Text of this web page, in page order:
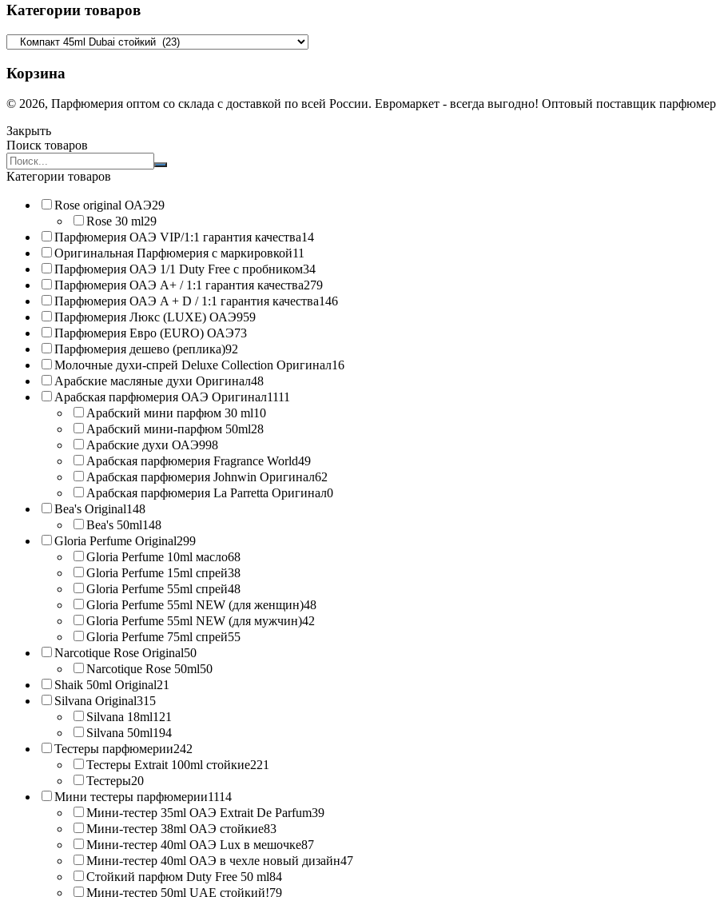
Категории товаров
Корзина
© 2026, Парфюмерия оптом со склада с доставкой по всей России. Евромаркет - всегда выгодно! Оптовый поставщик
Закрыть
Поиск товаров
Search
products:
Категории товаров
Rose original ОАЭ29
Rose 30 ml29
Парфюмерия ОАЭ VIP/1:1 гарантия качества14
Оригинальная Парфюмерия с маркировкой11
Парфюмерия ОАЭ 1/1 Duty Free с пробником34
Парфюмерия ОАЭ A+ / 1:1 гарантия качества279
Парфюмерия ОАЭ A + D / 1:1 гарантия качества146
Парфюмерия Люкс (LUXE) ОАЭ959
Парфюмерия Евро (EURO) ОАЭ73
Парфюмерия дешево (реплика)92
Молочные духи-спрей Deluxe Collection Оригинал16
Арабские масляные духи Оригинал48
Арабская парфюмерия ОАЭ Оригинал1111
Арабский мини парфюм 30 ml10
Арабский мини-парфюм 50ml28
Арабские духи ОАЭ998
Арабская парфюмерия Fragrance World49
Арабская парфюмерия Johnwin Оригинал62
Арабская парфюмерия La Parretta Оригинал0
Bea's Original148
Bea's 50ml148
Gloria Perfume Original299
Gloria Perfume 10ml масло68
Gloria Perfume 15ml спрей38
Gloria Perfume 55ml спрей48
Gloria Perfume 55ml NEW (для женщин)48
Gloria Perfume 55ml NEW (для мужчин)42
Gloria Perfume 75ml спрей55
Narcotique Rose Original50
Narcotique Rose 50ml50
Shaik 50ml Original21
Silvana Original315
Silvana 18ml121
Silvana 50ml194
Тестеры парфюмерии242
Тестеры Extrait 100ml стойкие221
Тестеры20
Мини тестеры парфюмерии1114
Мини-тестер 35ml ОАЭ Extrait De Parfum39
Мини-тестер 38ml ОАЭ стойкие83
Мини-тестер 40ml ОАЭ Lux в мешочке87
Мини-тестер 40ml ОАЭ в чехле новый дизайн47
Стойкий парфюм Duty Free 50 ml84
Мини-тестер 50ml UAE стойкий!79